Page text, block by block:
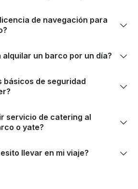
de navegación para
un barco por un día?
básicos de seguridad
servicio de catering al
o yate?
llevar en mi viaje?